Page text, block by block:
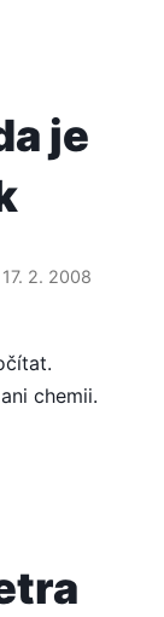
je
17. 2. 2008
chemii.